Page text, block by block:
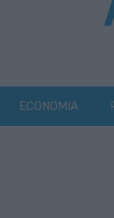
ECONOMIA